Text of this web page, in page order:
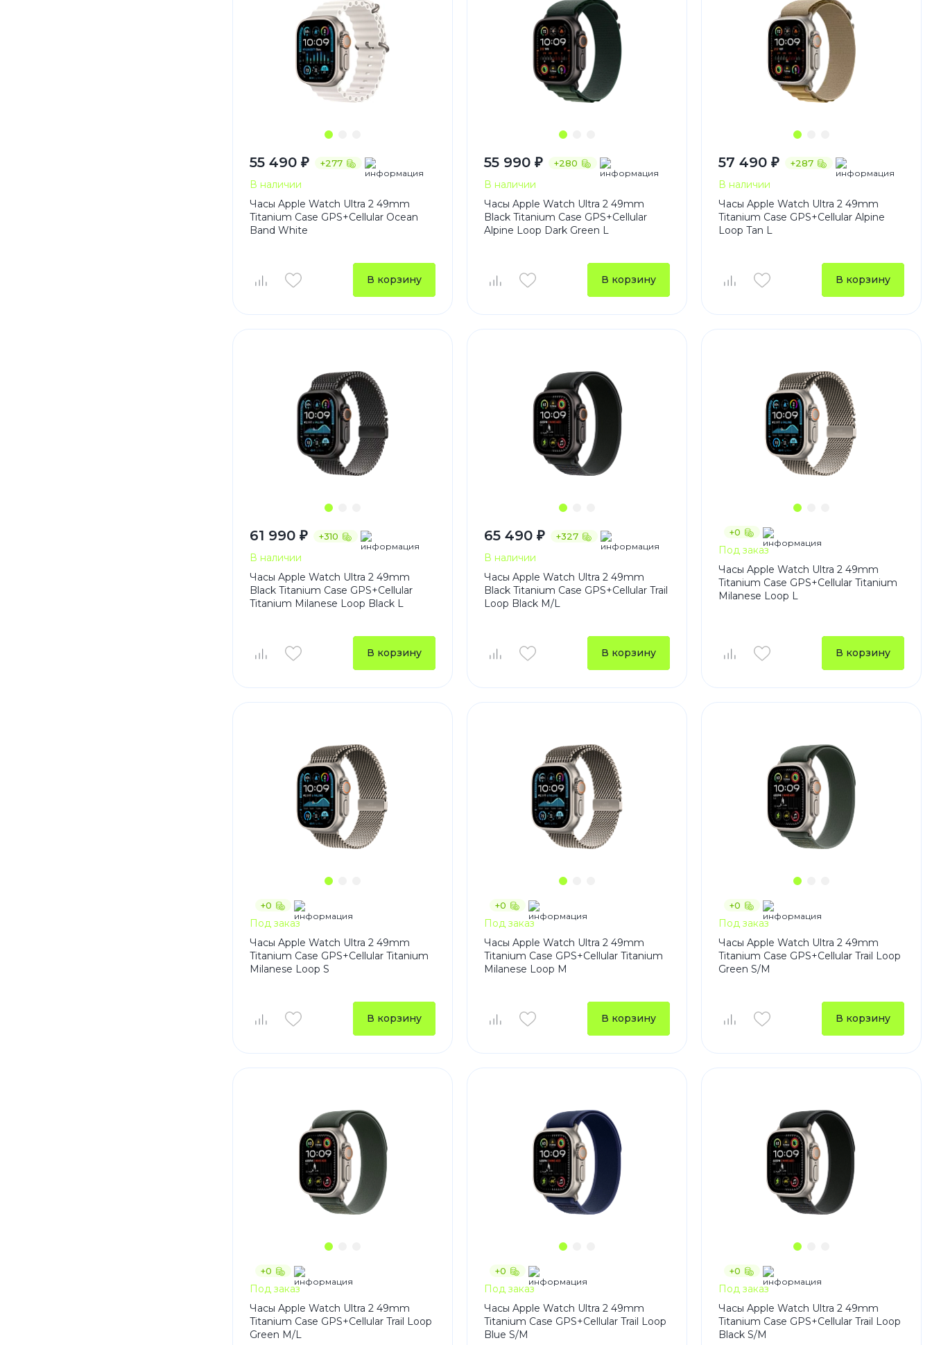
55 490 ₽ +277
В наличии
Часы Apple Watch Ultra 2 49mm
Titanium Case GPS+Cellular Ocean
Band White
В корзину
55 990 ₽ +280
В наличии
Часы Apple Watch Ultra 2 49mm
Black Titanium Case GPS+Cellular
Alpine Loop Dark Green L
В корзину
57 490 ₽ +287
В наличии
Часы Apple Watch Ultra 2 49mm
Titanium Case GPS+Cellular Alpine
Loop Tan L
В корзину
61 990 ₽ +310
В наличии
Часы Apple Watch Ultra 2 49mm
Black Titanium Case GPS+Cellular
Titanium Milanese Loop Black L
В корзину
65 490 ₽ +327
В наличии
Часы Apple Watch Ultra 2 49mm
Black Titanium Case GPS+Cellular Trail
Loop Black M/L
В корзину
+0
Под заказ
Часы Apple Watch Ultra 2 49mm
Titanium Case GPS+Cellular Titanium
Milanese Loop L
В корзину
+0
Под заказ
Часы Apple Watch Ultra 2 49mm
Titanium Case GPS+Cellular Titanium
Milanese Loop S
В корзину
+0
Под заказ
Часы Apple Watch Ultra 2 49mm
Titanium Case GPS+Cellular Titanium
Milanese Loop M
В корзину
+0
Под заказ
Часы Apple Watch Ultra 2 49mm
Titanium Case GPS+Cellular Trail Loop
Green S/M
В корзину
+0
Под заказ
Часы Apple Watch Ultra 2 49mm
Titanium Case GPS+Cellular Trail Loop
Green M/L
+0
Под заказ
Часы Apple Watch Ultra 2 49mm
Titanium Case GPS+Cellular Trail Loop
Blue S/M
+0
Под заказ
Часы Apple Watch Ultra 2 49mm
Titanium Case GPS+Cellular Trail Loop
Black S/M